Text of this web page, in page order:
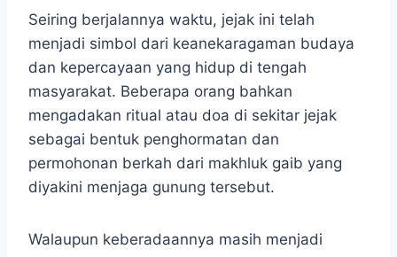
Seiring berjalannya waktu, jejak ini telah
menjadi simbol dari keanekaragaman budaya
dan kepercayaan yang hidup di tengah
masyarakat. Beberapa orang bahkan
mengadakan ritual atau doa di sekitar jejak
sebagai bentuk penghormatan dan
permohonan berkah dari makhluk gaib yang
diyakini menjaga gunung tersebut.
Walaupun keberadaannya masih menjadi